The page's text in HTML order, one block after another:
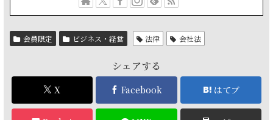
会員限定 ビジネス・経営 法律 会社法
シェアする
X Facebook はてブ